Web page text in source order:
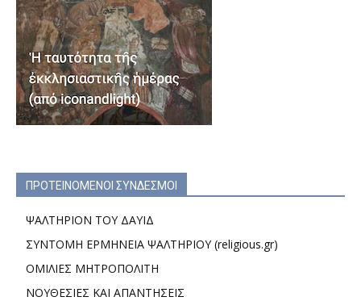
ΠΡΟΤΕΙΝΟΜΕΝΟΙ ΣΥΝΔΕΣΜΟΙ
ΨΑΛΤΗΡΙΟΝ ΤΟΥ ΔΑΥΙΔ
ΣΥΝΤΟΜΗ ΕΡΜΗΝΕΙΑ ΨΑΛΤΗΡΙΟΥ (religious.gr)
ΟΜΙΛΙΕΣ ΜΗΤΡΟΠΟΛΙΤΗ
ΝΟΥΘΕΣΙΕΣ ΚΑΙ ΑΠΑΝΤΗΣΕΙΣ